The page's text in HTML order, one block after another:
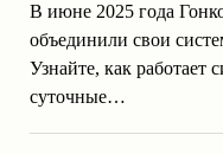
В июне 2025 года
объединили свои
Узнайте, как работает
суточные…